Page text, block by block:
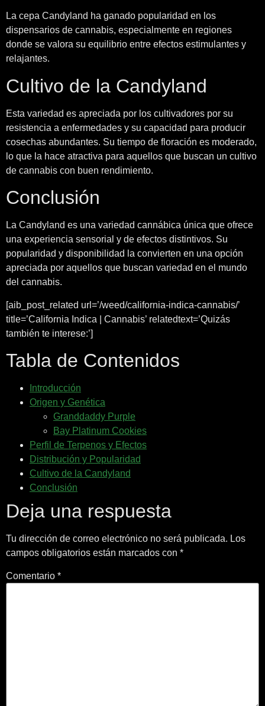
La cepa Candyland ha ganado popularidad en los
dispensarios de cannabis, especialmente en regiones
donde se valora su equilibrio entre efectos estimulantes y
relajantes.
Cultivo de la Candyland
Esta variedad es apreciada por los cultivadores por su
resistencia a enfermedades y su capacidad para producir
cosechas abundantes. Su tiempo de floración es moderado,
lo que la hace atractiva para aquellos que buscan un cultivo
de cannabis con buen rendimiento.
Conclusión
La Candyland es una variedad cannábica única que ofrece
una experiencia sensorial y de efectos distintivos. Su
popularidad y disponibilidad la convierten en una opción
apreciada por aquellos que buscan variedad en el mundo
del cannabis.
[aib_post_related url=’/weed/california-indica-cannabis/’
title=’California Indica | Cannabis’ relatedtext=’Quizás
también te interese:’]
Tabla de Contenidos
Introducción
Origen y Genética
Granddaddy Purple
Bay Platinum Cookies
Perfil de Terpenos y Efectos
Distribución y Popularidad
Cultivo de la Candyland
Conclusión
Deja una respuesta
Tu dirección de correo electrónico no será publicada. Los
campos obligatorios están marcados con *
Comentario *